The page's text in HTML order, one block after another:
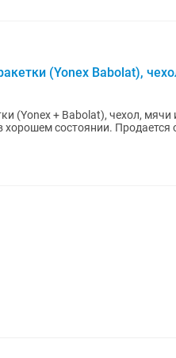
(Yonex Babolat),
(Yonex + Babolat), чехол,
хорошем состоянии.